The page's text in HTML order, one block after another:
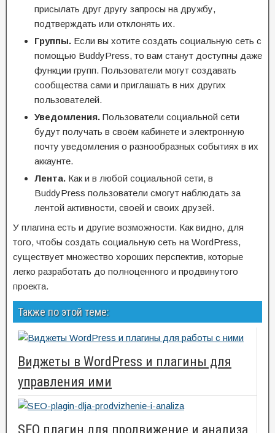
присылать друг другу запросы на дружбу,
подтверждать или отклонять их.
Группы. Если вы хотите создать социальную сеть с
помощью BuddyPress, то вам станут доступны даже
функции групп. Пользователи могут создавать
сообщества сами и приглашать в них других
пользователей.
Уведомления. Пользователи социальной сети
будут получать в своём кабинете и электронную
почту уведомления о разнообразных событиях в их
аккаунте.
Лента. Как и в любой социальной сети, в
BuddyPress пользователи смогут наблюдать за
лентой активности, своей и своих друзей.
У плагина есть и другие возможности. Как видно, для
того, чтобы создать социальную сеть на WordPress,
существует множество хороших перспектив, которые
легко разработать до полноценного и продвинутого
проекта.
Также по этой теме:
Виджеты в WordPress и плагины для
управления ими
SEO плагин для продвижение и анализа